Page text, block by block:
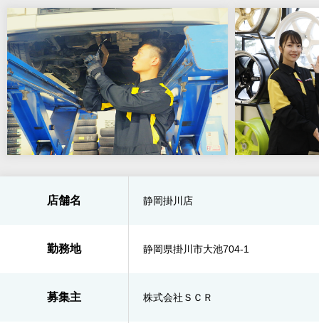
店舗名 静岡掛川店
勤務地 静岡県掛川市大池704-1
募集主 株式会社ＳＣＲ